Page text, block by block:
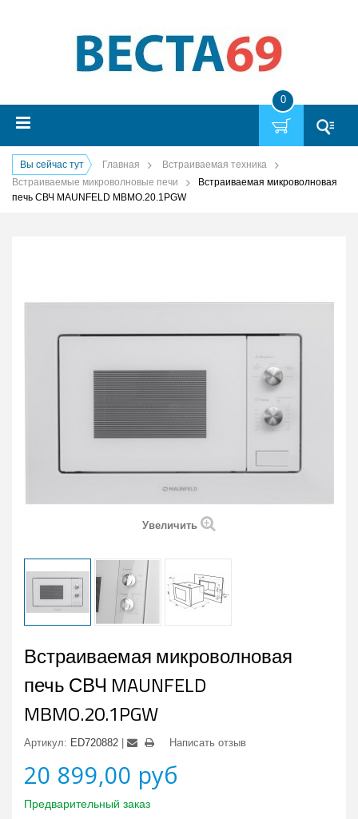
0
Вы сейчас тут Главная
Встраиваемая техника
Встраиваемые микроволновые печи
Встраиваемая микроволновая
печь СВЧ MAUNFELD MBMO.20.1PGW
Увеличить
Встраиваемая микроволновая
печь СВЧ MAUNFELD
MBMO.20.1PGW
Артикул: ED720882 Написать отзыв
20 899,00 руб
Предварительный заказ